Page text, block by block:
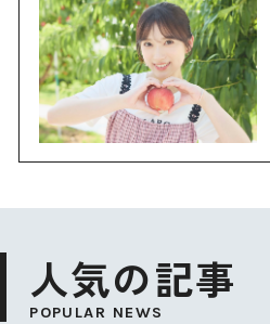
人気の記事
POPULAR NEWS